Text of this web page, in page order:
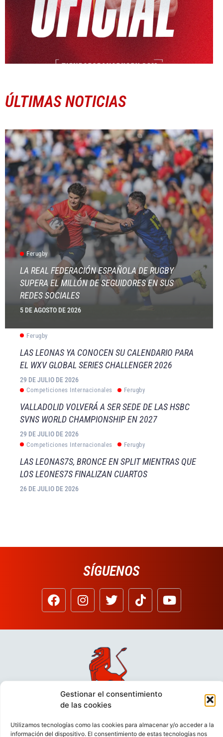
Gestionar el consentimiento
de las cookies
Utilizamos tecnologías como las cookies para almacenar y/o acceder a la
información del dispositivo. El consentimiento de estas tecnologías nos
ÚLTIMAS NOTICIAS
Ferugby
LA REAL FEDERACIÓN ESPAÑOLA DE RUGBY
SUPERA EL MILLÓN DE SEGUIDORES EN SUS
REDES SOCIALES
5 DE AGOSTO DE 2026
Ferugby
LAS LEONAS YA CONOCEN SU CALENDARIO PARA
EL WXV GLOBAL SERIES CHALLENGER 2026
29 DE JULIO DE 2026
Competiciones Internacionales Ferugby
VALLADOLID VOLVERÁ A SER SEDE DE LAS HSBC
SVNS WORLD CHAMPIONSHIP EN 2027
29 DE JULIO DE 2026
Competiciones Internacionales Ferugby
LAS LEONAS7S, BRONCE EN SPLIT MIENTRAS QUE
LOS LEONES7S FINALIZAN CUARTOS
26 DE JULIO DE 2026
SÍGUENOS